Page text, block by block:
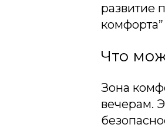
развитие
Что
Зона
вечерам.